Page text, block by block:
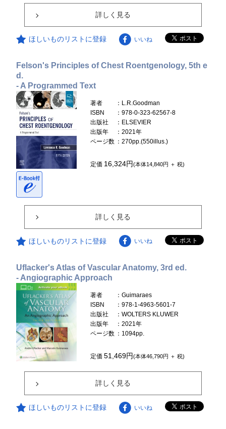
詳しく見る
ほしいものリストに登録 いいね
Felson's Principles of Chest Roentgenology, 5th e
d.
- A Programmed Text
著者
：L.R.Goodman
ISBN
：978-0-323-62567-8
出版社
：ELSEVIER
出版年
：2021年
ページ数 ：270pp.(550illus.)
定価 16,324円(本体14,840円 ＋ 税)
詳しく見る
ほしいものリストに登録 いいね
Uflacker's Atlas of Vascular Anatomy, 3rd ed.
- Angiographic Approach
著者
：Guimaraes
ISBN
：978-1-4963-5601-7
出版社
：WOLTERS KLUWER
出版年
：2021年
ページ数 ：1094pp.
定価51,469円(本体46,790円 ＋ 税)
詳しく見る
ほしいものリストに登録 いいね